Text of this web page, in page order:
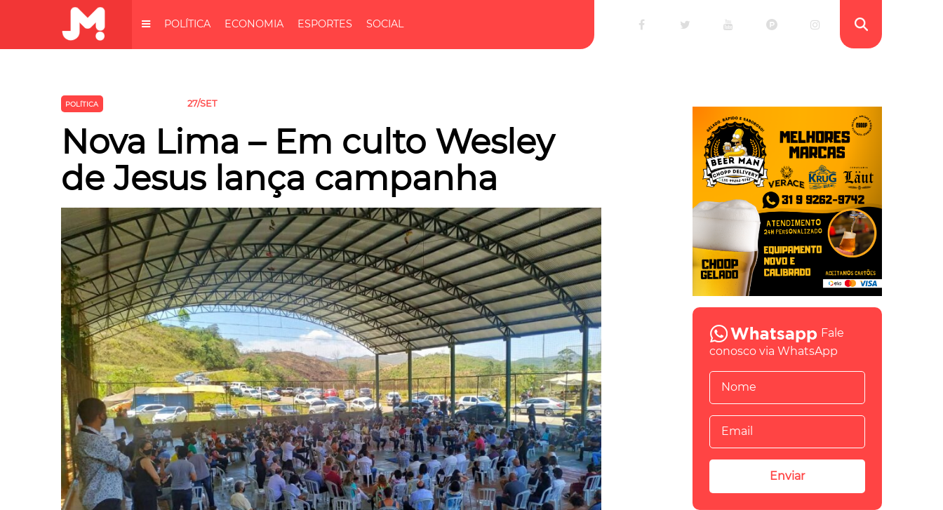
POLÍTICA ECONOMIA ESPORTES SOCIAL
POLÍTICA 27/SET
Nova Lima – Em culto Wesley
de Jesus lança campanha
Fale
conosco via WhatsApp